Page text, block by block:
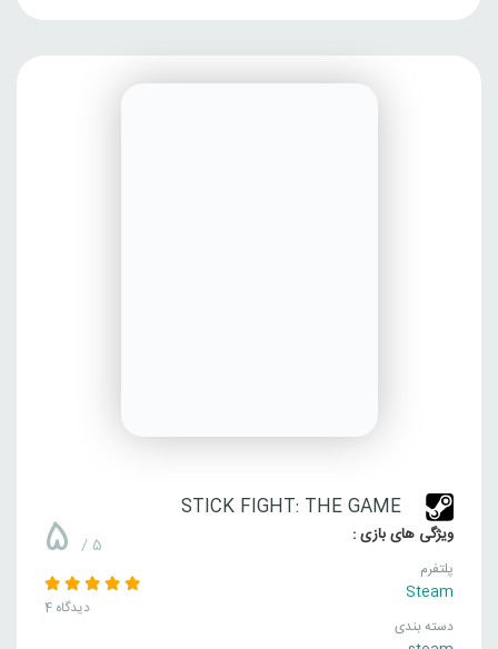
STICK FIGHT: THE GAME
ویژگی های بازی :
پلتفرم
Steam
دسته بندی
5 / 5
4 دیدگاه